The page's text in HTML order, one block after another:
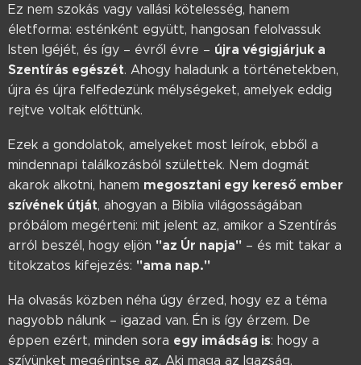
Ez nem szokás vagy vallási kötelesség, hanem
életforma: esténként együtt, hangosan felolvassuk
Isten Igéjét, és így – évről évre – újra végigjárjuk a
Szentírás egészét. Ahogy haladunk a történetekben,
újra és újra felfedezünk mélységeket, amelyek eddig
rejtve voltak előttünk.
Ezek a gondolatok, amelyeket most leírok, ebből a
mindennapi találkozásból születtek. Nem dogmát
akarok alkotni, hanem megosztani egy kereső ember
szívének útját, ahogyan a Biblia világosságában
próbálom megérteni: mit jelent az, amikor a Szentírás
arról beszél, hogy eljön "az Úr napja" – és mit takar a
titokzatos kifejezés: "ama nap."
Ha olvasás közben néha úgy érzed, hogy ez a téma
nagyobb nálunk – igazad van. Én is így érzem. De
éppen ezért, minden sora egy imádság is: hogy a
szívünket megérintse az, Aki maga az Igazság.